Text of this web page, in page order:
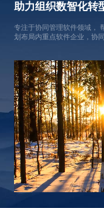
助力组织数智化转
专注于协同管理软件领域，
划布局内重点软件企业，协